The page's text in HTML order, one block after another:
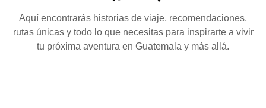
Aquí encontrarás historias de viaje, recomendaciones,
rutas únicas y todo lo que necesitas para inspirarte a vivir
tu próxima aventura en Guatemala y más allá.